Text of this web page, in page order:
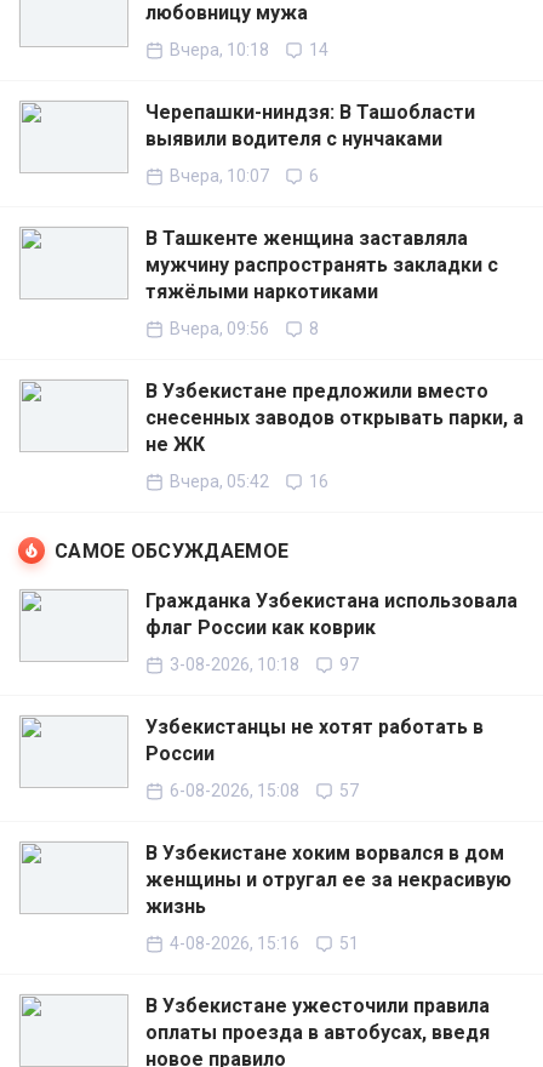
любовницу мужа
Вчера, 10:18 14
Черепашки-ниндзя: В Ташобласти
выявили водителя с нунчаками
Вчера, 10:07 6
В Ташкенте женщина заставляла
мужчину распространять закладки с
тяжёлыми наркотиками
Вчера, 09:56 8
В Узбекистане предложили вместо
снесенных заводов открывать парки, а
не ЖК
Вчера, 05:42 16
САМОЕ ОБСУЖДАЕМОЕ
Гражданка Узбекистана использовала
флаг России как коврик
3-08-2026, 10:18 97
Узбекистанцы не хотят работать в
России
6-08-2026, 15:08 57
В Узбекистане хоким ворвался в дом
женщины и отругал ее за некрасивую
жизнь
4-08-2026, 15:16 51
В Узбекистане ужесточили правила
оплаты проезда в автобусах, введя
новое правило